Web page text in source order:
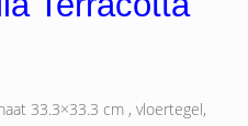
33.3×33.3 cm , vloertegel,